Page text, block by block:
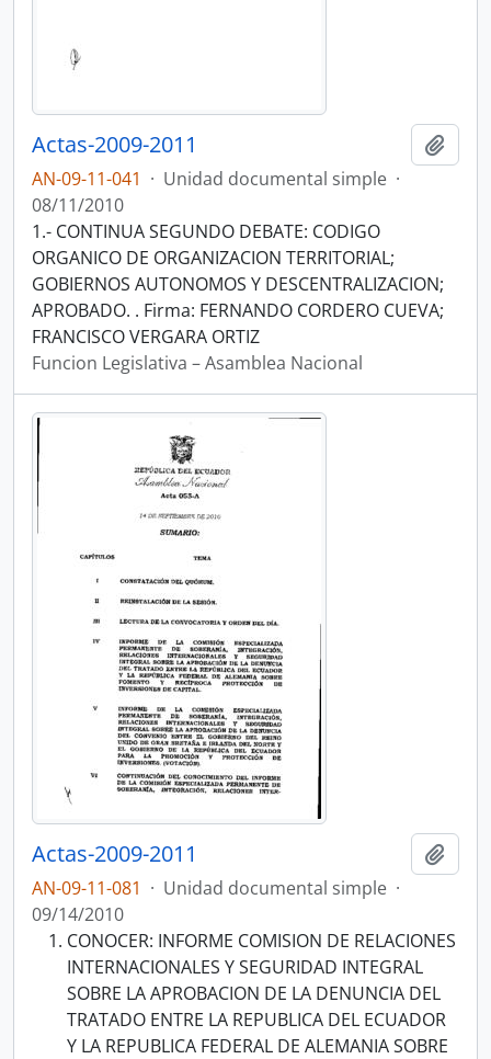
Actas-2009-2011
AN-09-11-041 · Unidad documental simple ·
08/11/2010
1.- CONTINUA SEGUNDO DEBATE: CODIGO
ORGANICO DE ORGANIZACION TERRITORIAL;
GOBIERNOS AUTONOMOS Y DESCENTRALIZACION;
APROBADO. . Firma: FERNANDO CORDERO CUEVA;
FRANCISCO VERGARA ORTIZ
Funcion Legislativa – Asamblea Nacional
Actas-2009-2011
AN-09-11-081 · Unidad documental simple ·
09/14/2010
CONOCER: INFORME COMISION DE RELACIONES
INTERNACIONALES Y SEGURIDAD INTEGRAL
SOBRE LA APROBACION DE LA DENUNCIA DEL
TRATADO ENTRE LA REPUBLICA DEL ECUADOR
Y LA REPUBLICA FEDERAL DE ALEMANIA SOBRE